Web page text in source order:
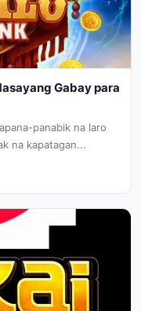
Gabay para
panabik na laro
na kapatagan...